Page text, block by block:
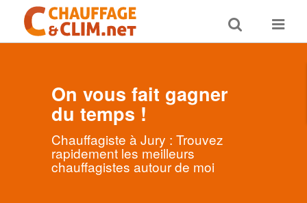
Toggle
search
Toggle
On vous fait gagner
du temps !
Chauffagiste à Jury : Trouvez
rapidement les meilleurs
chauffagistes autour de moi